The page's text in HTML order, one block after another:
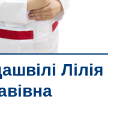
Лілія